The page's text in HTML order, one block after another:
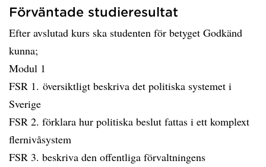
Förväntade studieresultat
Efter avslutad kurs ska studenten för betyget Godkänd
kunna;
Modul 1
FSR 1. översiktligt beskriva det politiska systemet i
Sverige
FSR 2. förklara hur politiska beslut fattas i ett komplext
flernivåsystem
FSR 3. beskriva den offentliga förvaltningens